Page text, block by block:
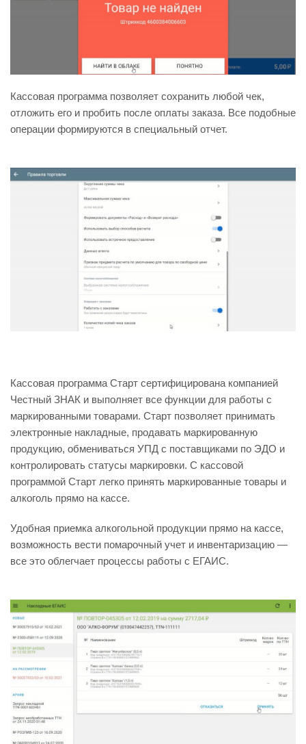
Кассовая программа позволяет сохранить любой чек,
отложить его и пробить после оплаты заказа. Все подобные
операции формируются в специальный отчет.
Кассовая программа Старт сертифицирована компанией
Честный ЗНАК и выполняет все функции для работы с
маркированными товарами. Старт позволяет принимать
электронные накладные, продавать маркированную
продукцию, обмениваться УПД с поставщиками по ЭДО и
контролировать статусы маркировки. С кассовой
программой Старт легко принять маркированные товары и
алкоголь прямо на кассе.
Удобная приемка алкогольной продукции прямо на кассе,
возможность вести помарочный учет и инвентаризацию —
все это облегчает процессы работы с ЕГАИС.